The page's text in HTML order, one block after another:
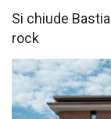
Si chiude
rock